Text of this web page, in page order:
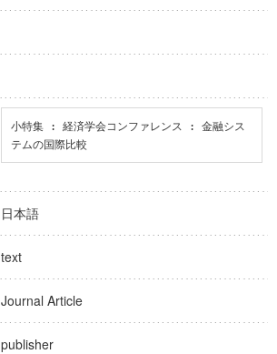
小特集 : 経済学会コンファレンス : 金融シス
テムの国際比較
日本語
text
Journal Article
publisher